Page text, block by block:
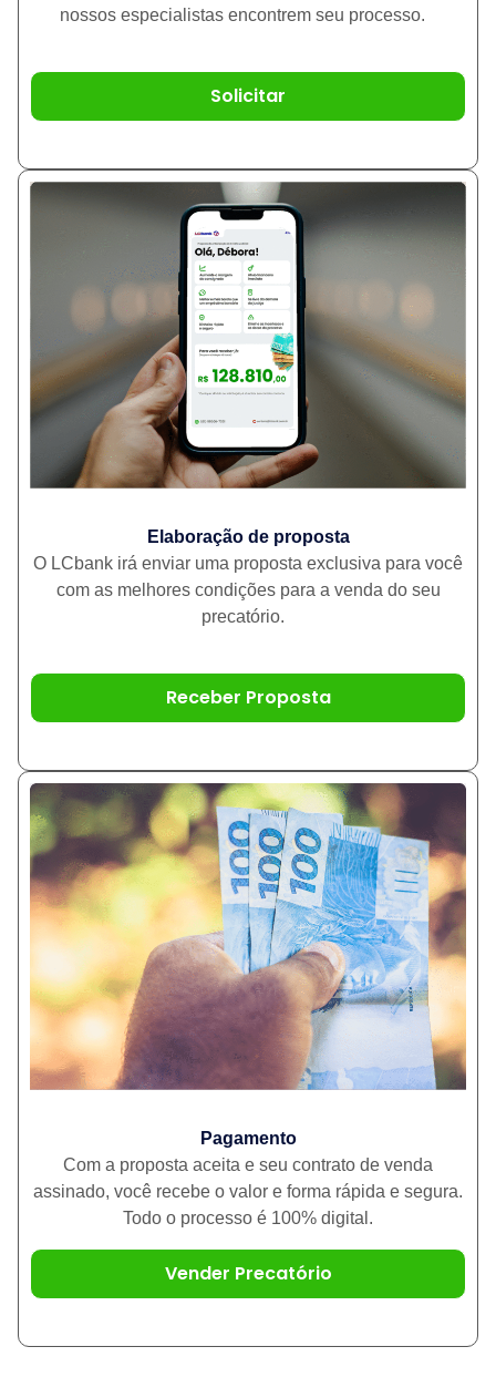
nossos especialistas encontrem seu processo.
Solicitar
Elaboração de proposta
O LCbank irá enviar uma proposta exclusiva para você
com as melhores condições para a venda do seu
precatório.
Receber Proposta
Pagamento
Com a proposta aceita e seu contrato de venda
assinado, você recebe o valor e forma rápida e segura.
Todo o processo é 100% digital.
Vender Precatório